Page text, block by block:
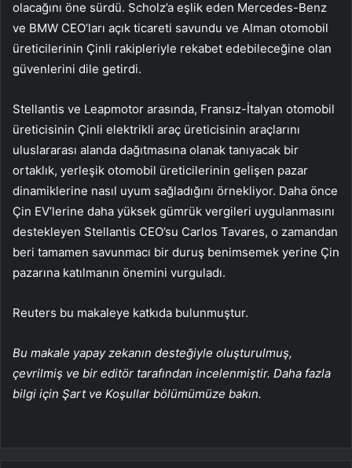
olacağını öne sürdü. Scholz’a eşlik eden Mercedes-Benz
ve BMW CEO’ları açık ticareti savundu ve Alman otomobil
üreticilerinin Çinli rakipleriyle rekabet edebileceğine olan
güvenlerini dile getirdi.
Stellantis ve Leapmotor arasında, Fransız-İtalyan otomobil
üreticisinin Çinli elektrikli araç üreticisinin araçlarını
uluslararası alanda dağıtmasına olanak tanıyacak bir
ortaklık, yerleşik otomobil üreticilerinin gelişen pazar
dinamiklerine nasıl uyum sağladığını örnekliyor. Daha önce
Çin EV’lerine daha yüksek gümrük vergileri uygulanmasını
destekleyen Stellantis CEO’su Carlos Tavares, o zamandan
beri tamamen savunmacı bir duruş benimsemek yerine Çin
pazarına katılmanın önemini vurguladı.
Reuters bu makaleye katkıda bulunmuştur.
Bu makale yapay zekanın desteğiyle oluşturulmuş,
çevrilmiş ve bir editör tarafından incelenmiştir. Daha fazla
bilgi için Şart ve Koşullar bölümümüze bakın.